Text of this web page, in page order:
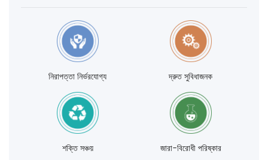
নিরাপত্তা নির্ভরযোগ্য দ্রুত সুবিধাজনক
শক্তি সঞ্চয় জারা-বিরোধী পরিষ্কার